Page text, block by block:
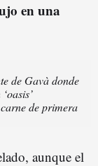
en una
de Gavà donde
de primera
aunque el